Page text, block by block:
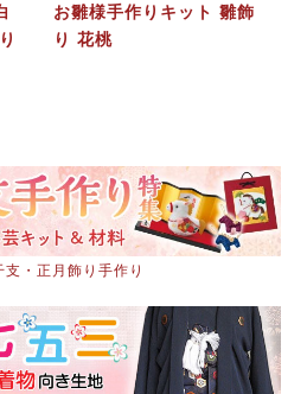
お雛様手作りキット 雛飾
り 花桃
・正月飾り手作り